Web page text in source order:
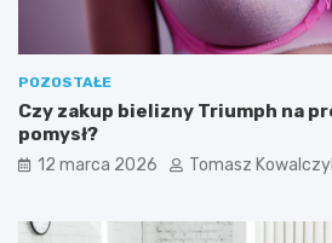
m
k
o
z
t
m
e
n
a
z
e
o
POZOSTAŁE
Czy zakup bielizny Triumph na
pomysł?
12 marca 2026 Tomasz